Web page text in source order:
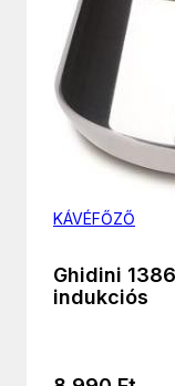
KÁVÉFŐZŐ
Ghidini
indukciós